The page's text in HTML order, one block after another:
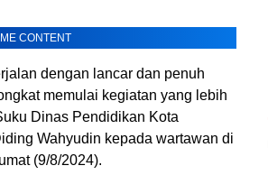
CONTENT
dengan lancar dan penuh
memulai kegiatan yang lebih
Dinas Pendidikan Kota
Wahyudin kepada wartawan di
(9/8/2024).